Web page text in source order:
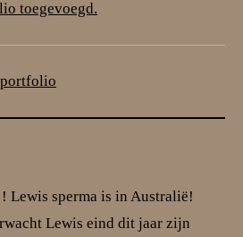
toegevoegd.
Lewis sperma is in Australië!
Lewis eind dit jaar zijn